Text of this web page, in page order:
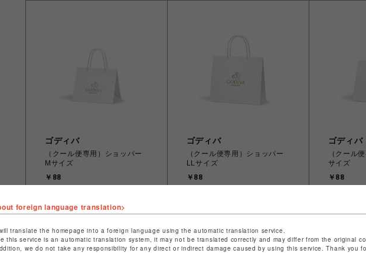
ゴディバ
（クール便専用）ショッパー
Mサイズ
￥88
ゴディバ
（クール便専用）ショッパー
LLサイズ
￥88
ゴディバ
（クール
サイズ
￥88
foreign language translation>
translate the homepage into a foreign language using the automatic translation service.
this service is an automatic translation system, it may not be translated correctly and may differ from the original
we do not take any responsibility for any direct or indirect damage caused by using this service. Thank you